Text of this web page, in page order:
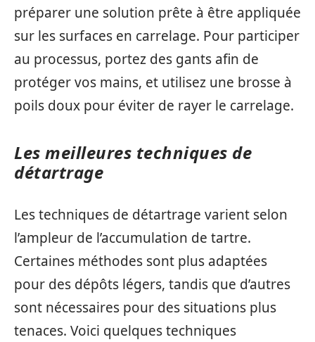
préparer une solution prête à être appliquée
sur les surfaces en carrelage. Pour participer
au processus, portez des gants afin de
protéger vos mains, et utilisez une brosse à
poils doux pour éviter de rayer le carrelage.
Les meilleures techniques de
détartrage
Les techniques de détartrage varient selon
l’ampleur de l’accumulation de tartre.
Certaines méthodes sont plus adaptées
pour des dépôts légers, tandis que d’autres
sont nécessaires pour des situations plus
tenaces. Voici quelques techniques